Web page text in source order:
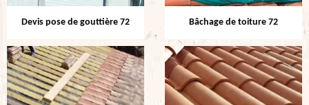
Devis pose de gouttière 72 Bâchage de toiture 72